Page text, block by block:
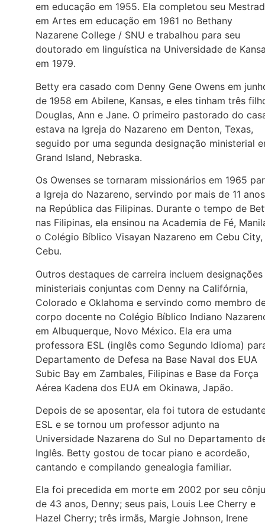
em educação em 1955. Ela completou seu
em Artes em educação em 1961 no Bethany
Nazarene College / SNU e trabalhou para seu
doutorado em linguística na Universidade de
em 1979.
Betty era casado com Denny Gene Owens em
de 1958 em Abilene, Kansas, e eles tinham três
Douglas, Ann e Jane. O primeiro pastorado do
estava na Igreja do Nazareno em Denton, Texas,
seguido por uma segunda designação ministerial
Grand Island, Nebraska.
Os Owenses se tornaram missionários em 1965
a Igreja do Nazareno, servindo por mais de 11 anos
na República das Filipinas. Durante o tempo de
nas Filipinas, ela ensinou na Academia de Fé,
o Colégio Bíblico Visayan Nazareno em Cebu City,
Cebu.
Outros destaques de carreira incluem designações
ministeriais conjuntas com Denny na Califórnia,
Colorado e Oklahoma e servindo como membro
corpo docente no Colégio Bíblico Indiano
em Albuquerque, Novo México. Ela era uma
professora ESL (inglês como Segundo Idioma)
Departamento de Defesa na Base Naval dos EUA
Subic Bay em Zambales, Filipinas e Base da Força
Aérea Kadena dos EUA em Okinawa, Japão.
Depois de se aposentar, ela foi tutora de
ESL e se tornou um professor adjunto na
Universidade Nazarena do Sul no Departamento
Inglês. Betty gostou de tocar piano e acordeão,
cantando e compilando genealogia familiar.
Ela foi precedida em morte em 2002 por seu
de 43 anos, Denny; seus pais, Louis Lee Cherry e
Hazel Cherry; três irmãs, Margie Johnson, Irene